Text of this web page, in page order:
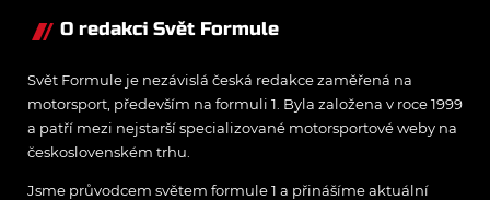
O redakci Svět Formule
Svět Formule je nezávislá česká redakce zaměřená na
motorsport, především na formuli 1. Byla založena v roce 1999
a patří mezi nejstarší specializované motorsportové weby na
československém trhu.
Jsme průvodcem světem formule 1 a přinášíme aktuální